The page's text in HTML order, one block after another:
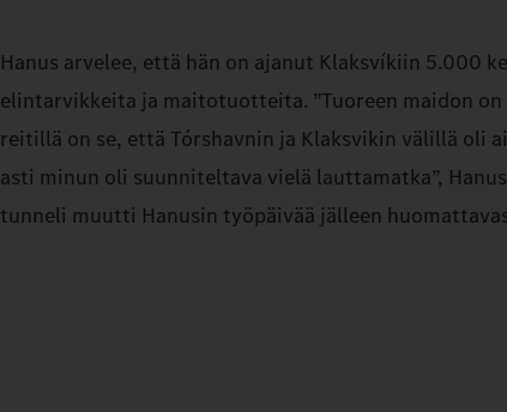
Hanus arvelee, että hän on ajanut Klaksvíkiin 5.000
elintarvikkeita ja maitotuotteita. ”Tuoreen maidon on
reitillä on se, että Tórshavnin ja Klaksvikin välillä oli
asti minun oli suunniteltava vielä lauttamatka”,
tunneli muutti Hanusin työpäivää jälleen